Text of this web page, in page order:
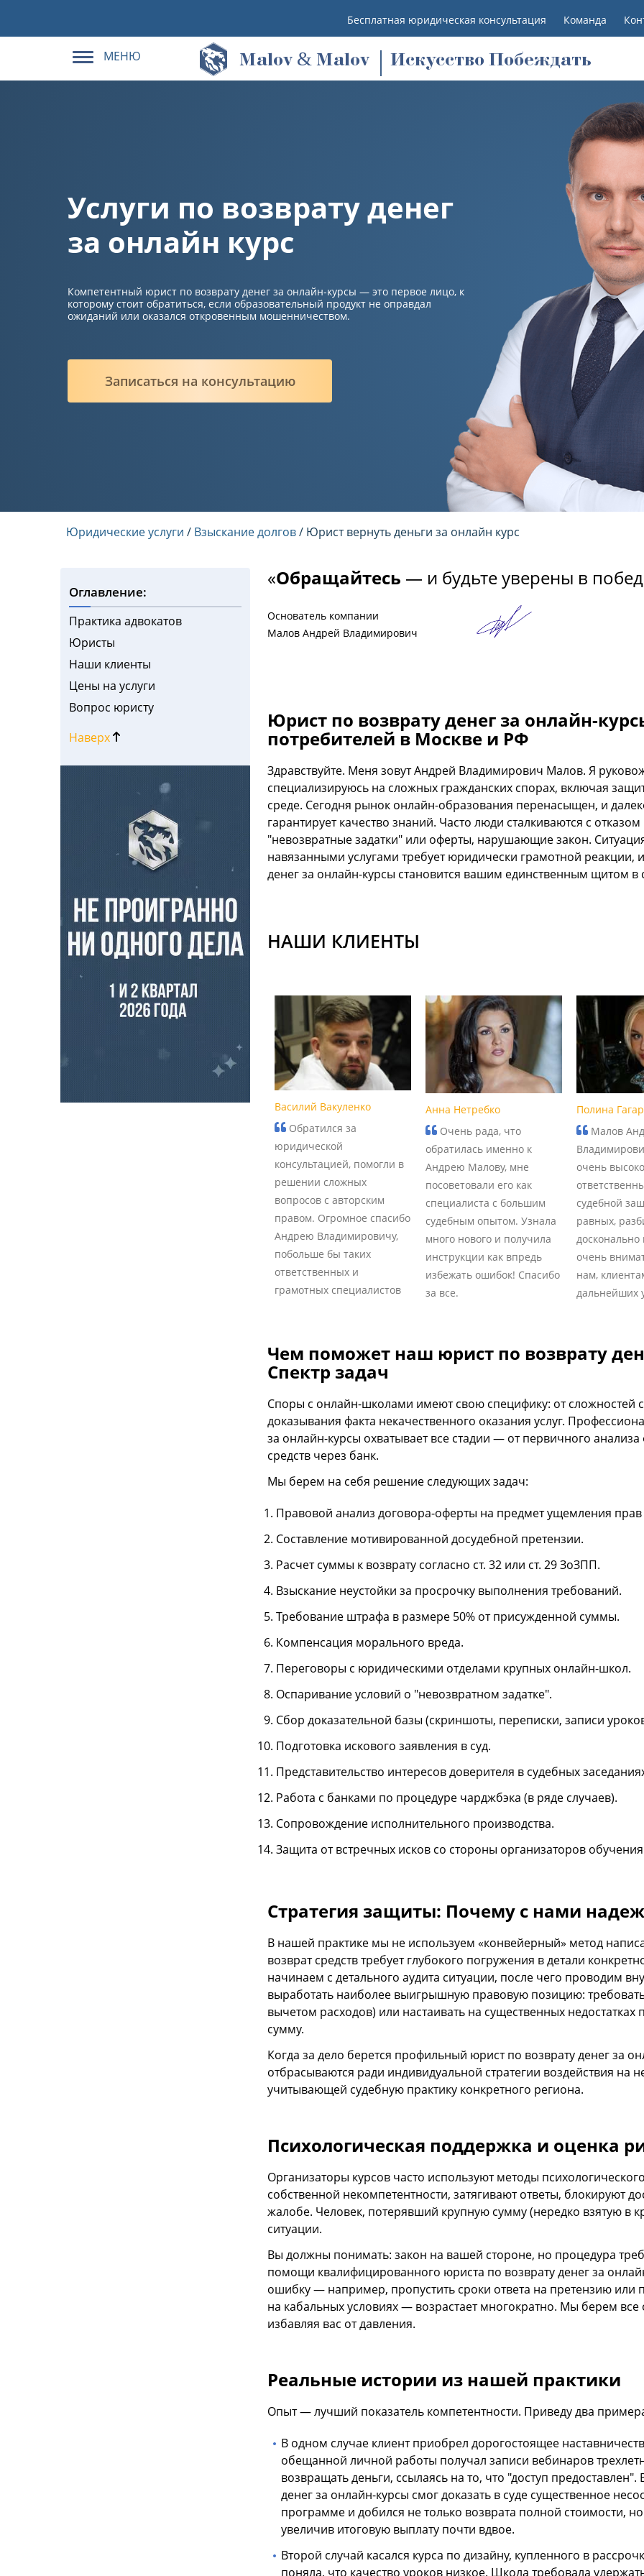
Бесплатная юридическая консультация Команда
МЕНЮ Malov & Malov Искусство Побеждать
Услуги по возврату денег
за онлайн курс
Компетентный юрист по возврату денег за онлайн-курсы — это первое лицо, к
которому стоит обратиться, если образовательный продукт не оправдал
ожиданий или оказался откровенным мошенничеством.
Записаться на консультацию
Юридические услуги / Взыскание долгов/ Юрист вернуть деньги за онлайн курс
Оглавление:
Практика адвокатов
Юристы
Наши клиенты
Цены на услуги
Вопрос юристу
Наверх
«Обращайтесь — и будьте уверены в
Основатель компании
Малов Андрей Владимирович
Юрист по возврату денег за онлайн-
потребителей в Москве и РФ
Здравствуйте. Меня зовут Андрей Владимирович Малов. Я
специализируюсь на сложных гражданских спорах, включая
среде. Сегодня рынок онлайн-образования перенасыщен, и
гарантирует качество знаний. Часто люди сталкиваются с
"невозвратные задатки" или оферты, нарушающие закон.
навязанными услугами требует юридически грамотной
денег за онлайн-курсы становится вашим единственным щитом
НАШИ КЛИЕНТЫ
Василий Вакуленко
Обратился за
юридической
консультацией, помогли в
решении сложных
вопросов с авторским
правом. Огромное спасибо
Андрею Владимировичу,
побольше бы таких
ответственных и
грамотных специалистов
Анна Нетребко
Очень рада, что
обратилась именно к
Андрею Малову, мне
посоветовали его как
специалиста с большим
судебным опытом. Узнала
много нового и получила
инструкции как впредь
избежать ошибок! Спасибо
за все.
Полина
Малов
очень
судебной
равных,
досконально
очень
нам,
дальнейших
Чем поможет наш юрист по возврату
Спектр задач
Споры с онлайн-школами имеют свою специфику: от сложностей
доказывания факта некачественного оказания услуг.
за онлайн-курсы охватывает все стадии — от первичного
средств через банк.
Мы берем на себя решение следующих задач:
Правовой анализ договора-оферты на предмет ущемления прав
Составление мотивированной досудебной претензии.
Расчет суммы к возврату согласно ст. 32 или ст. 29 ЗоЗПП.
Взыскание неустойки за просрочку выполнения требований.
Требование штрафа в размере 50% от присужденной суммы.
Компенсация морального вреда.
Переговоры с юридическими отделами крупных онлайн-школ.
Оспаривание условий о "невозвратном задатке".
Сбор доказательной базы (скриншоты, переписки, записи
Подготовка искового заявления в суд.
Представительство интересов доверителя в судебных
Работа с банками по процедуре чарджбэка (в ряде случаев).
Сопровождение исполнительного производства.
Защита от встречных исков со стороны организаторов
Стратегия защиты: Почему с нами
В нашей практике мы не используем «конвейерный» метод
возврат средств требует глубокого погружения в детали
начинаем с детального аудита ситуации, после чего проводим
выработать наиболее выигрышную правовую позицию: требовать
вычетом расходов) или настаивать на существенных недостатках
сумму.
Когда за дело берется профильный юрист по возврату денег за
отбрасываются ради индивидуальной стратегии воздействия на
учитывающей судебную практику конкретного региона.
Психологическая поддержка и оценка
Организаторы курсов часто используют методы
собственной некомпетентности, затягивают ответы, блокируют
жалобе. Человек, потерявший крупную сумму (нередко взятую в
ситуации.
Вы должны понимать: закон на вашей стороне, но процедура
помощи квалифицированного юриста по возврату денег за
ошибку — например, пропустить сроки ответа на претензию или
на кабальных условиях — возрастает многократно. Мы берем
избавляя вас от давления.
Реальные истории из нашей практики
Опыт — лучший показатель компетентности. Приведу два
В одном случае клиент приобрел дорогостоящее
обещанной личной работы получал записи вебинаров
возвращать деньги, ссылаясь на то, что "доступ
денег за онлайн-курсы смог доказать в суде существенное
программе и добился не только возврата полной стоимости,
увеличив итоговую выплату почти вдвое.
Второй случай касался курса по дизайну, купленного в
поняла, что качество уроков низкое. Школа требовала